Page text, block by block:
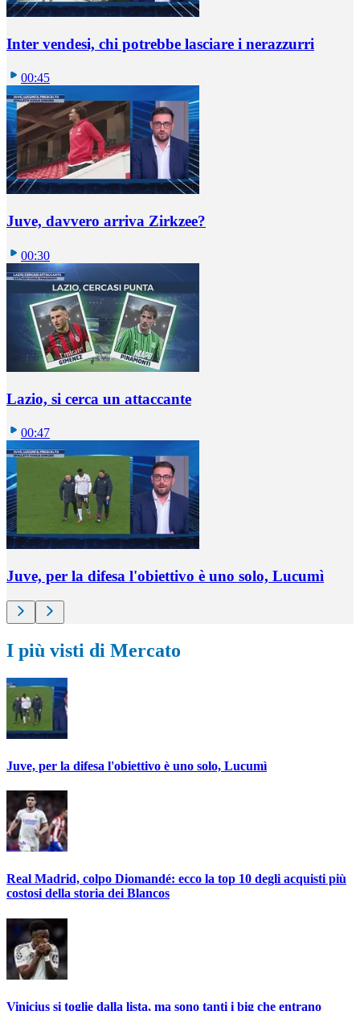
Inter vendesi, chi potrebbe lasciare i nerazzurri
00:45
Juve, davvero arriva Zirkzee?
00:30
Lazio, si cerca un attaccante
00:47
Juve, per la difesa l'obiettivo è uno solo, Lucumì
I più visti di Mercato
Juve, per la difesa l'obiettivo è uno solo, Lucumì
Real Madrid, colpo Diomandé: ecco la top 10 degli acquisti più
costosi della storia dei Blancos
Vinicius si toglie dalla lista, ma sono tanti i big che entrano